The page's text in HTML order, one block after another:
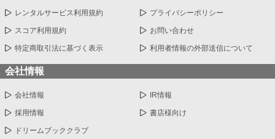
レンタルサービス利用規約 プライバシーポリシー
スコア利用規約 お問い合わせ
特定商取引法に基づく表示 利用者情報の外部送信について
会社情報
会社情報 IR情報
採用情報 書店様向け
ドリームブッククラブ